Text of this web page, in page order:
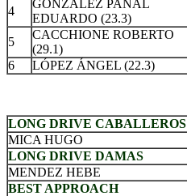
4
GONZÁLEZ PANAL
EDUARDO (23.3)
5
CACCHIONE ROBERTO
(29.1)
6
LÓPEZ ÁNGEL (22.3)
LONG DRIVE CABALLEROS
MICA HUGO
LONG DRIVE DAMAS
MENDEZ HEBE
BEST APPROACH